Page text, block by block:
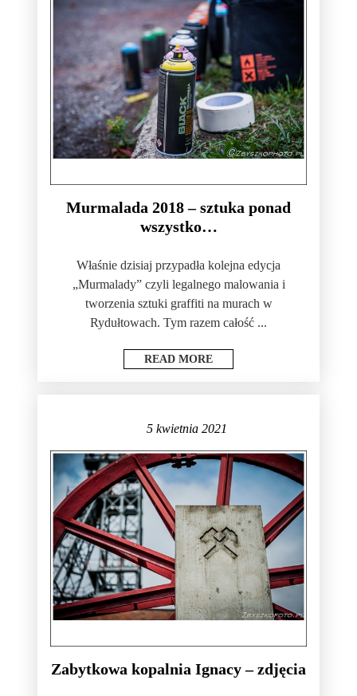
Murmalada 2018 – sztuka ponad
wszystko…
Właśnie dzisiaj przypadła kolejna edycja
„Murmalady” czyli legalnego malowania i
tworzenia sztuki graffiti na murach w
Rydułtowach. Tym razem całość ...
READ MORE
5 kwietnia 2021
Zabytkowa kopalnia Ignacy – zdjęcia